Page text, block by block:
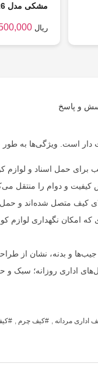
مشکی مدل 3026
ریال
و پاسخ
برای حمل اسناد و لوازم
و دوام را منتقل
کیف متصل شده‌اند و
امکان نگهداری لوازم
و بدنه، نشان از
اداری روزانه؛ سبک و
اداری مردانه , کیف چرم ,